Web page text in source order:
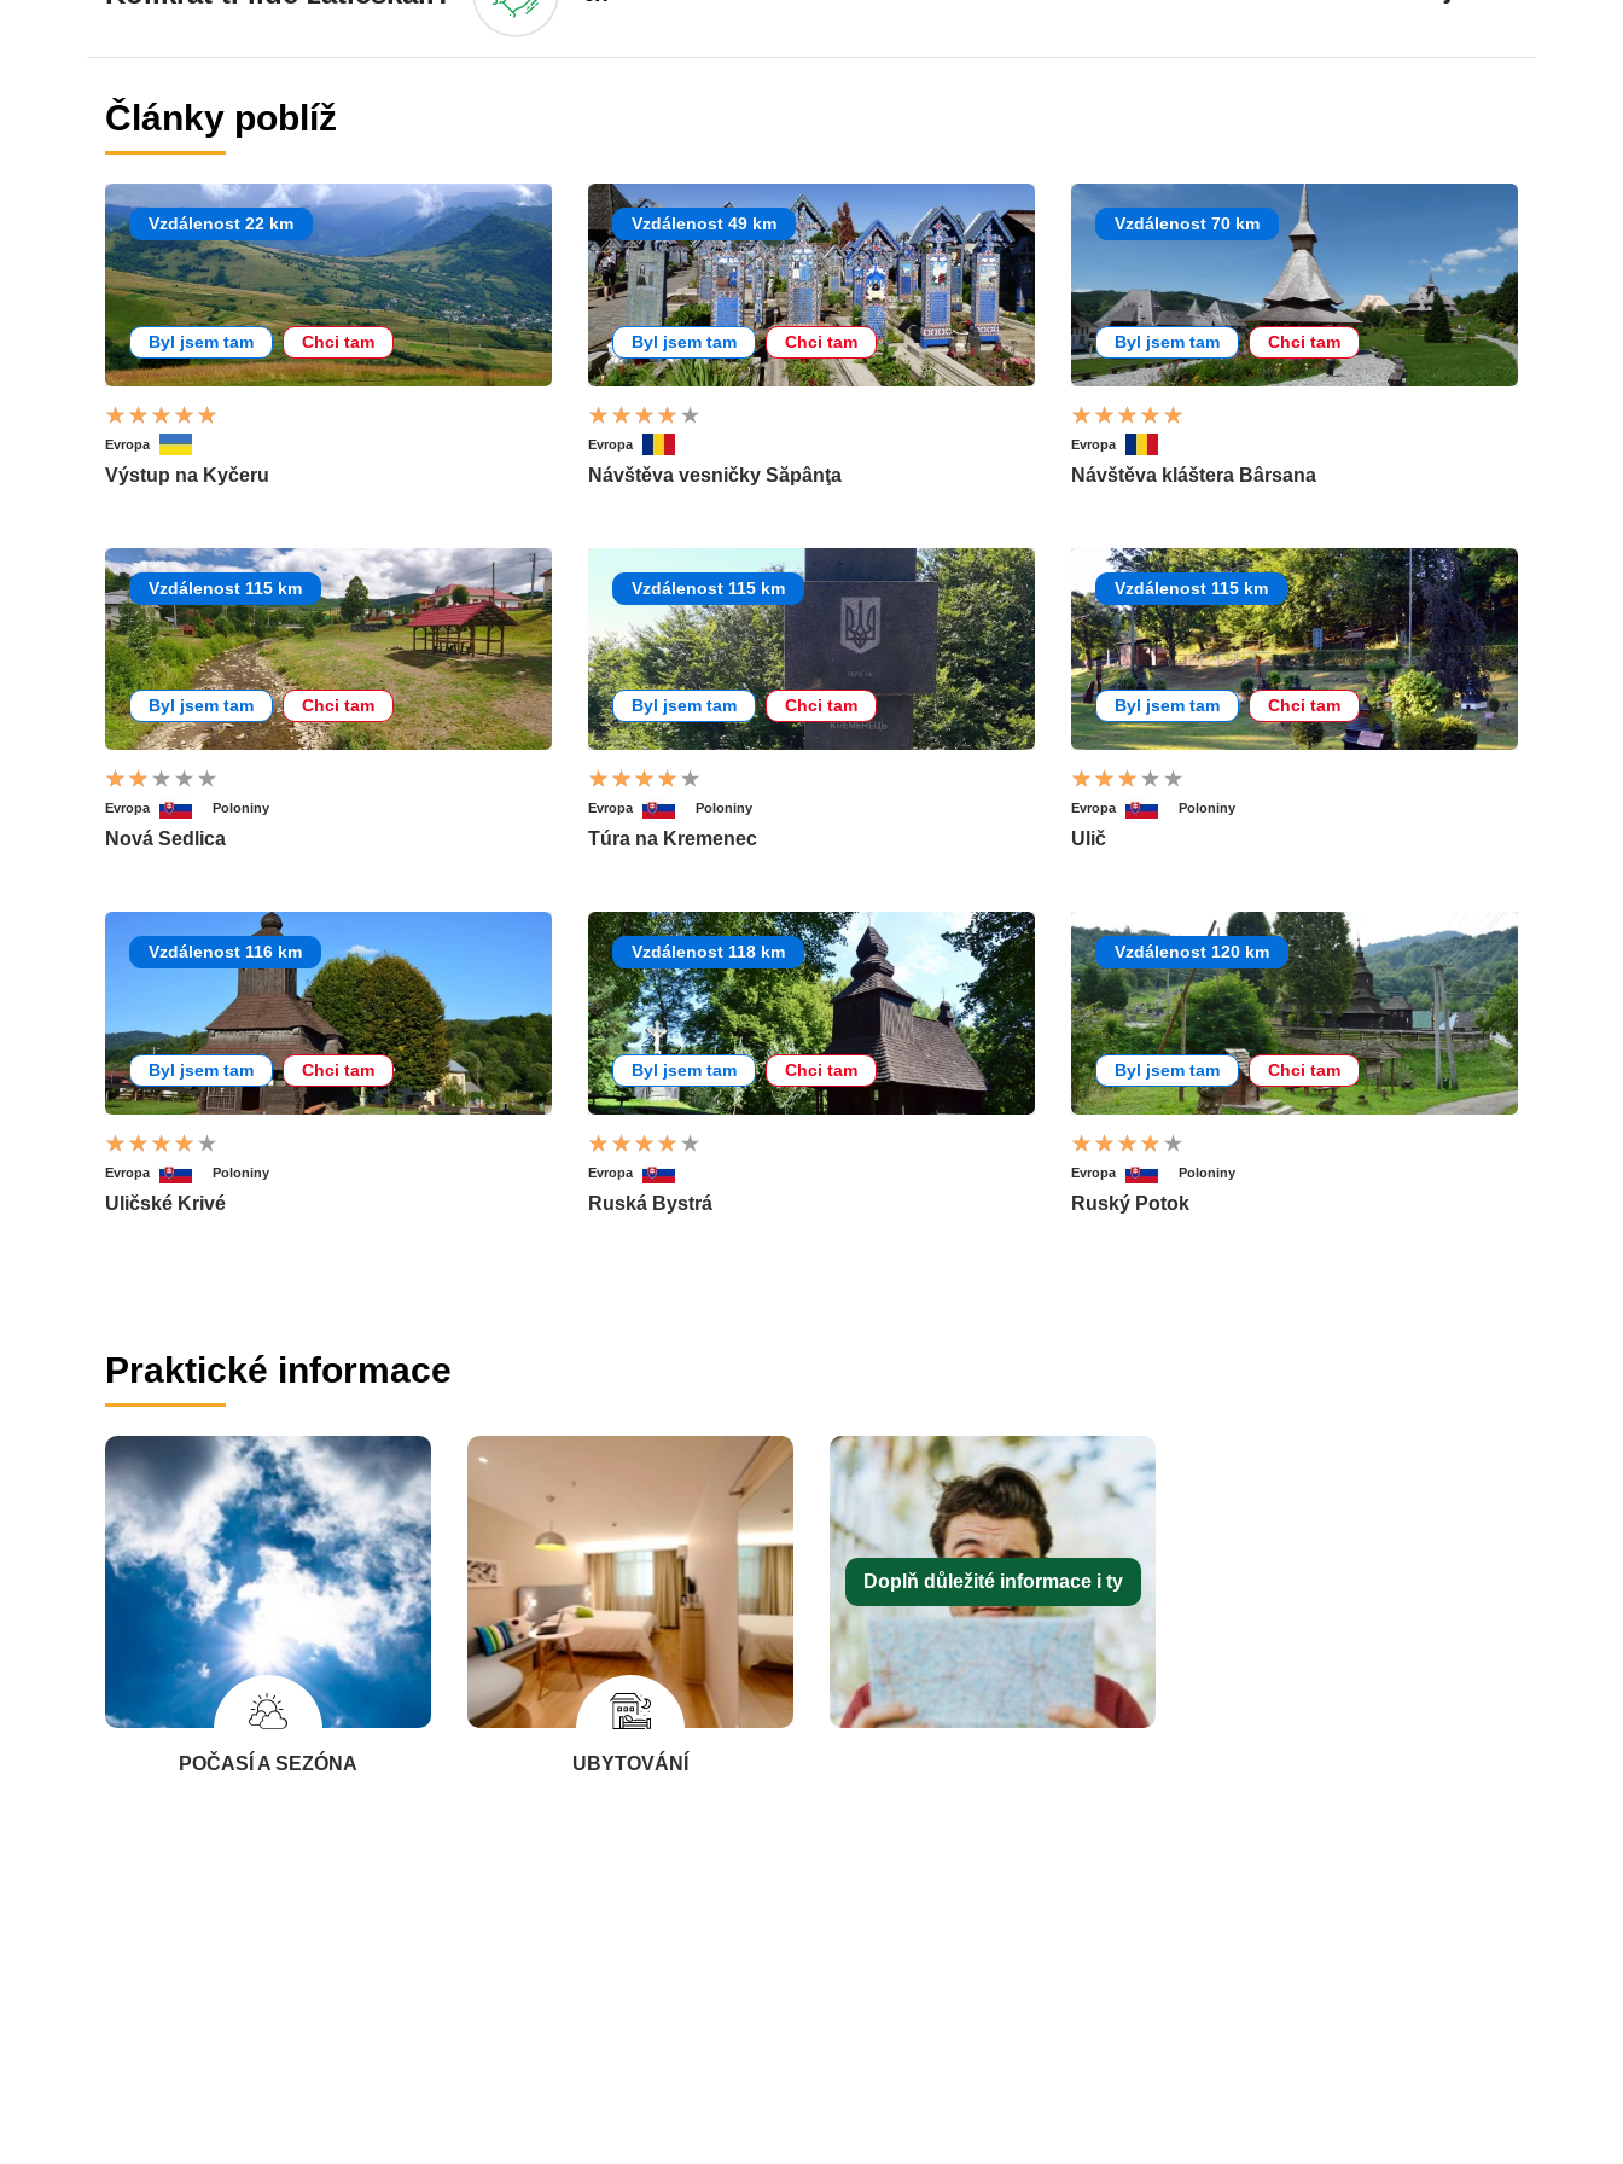
Články poblíž
Vzdálenost 22 km
Byl jsem tam Chci tam
Evropa
Výstup na Kyčeru
Vzdálenost 49 km
Byl jsem tam Chci tam
Evropa
Návštěva vesničky Săpânţa
Vzdálenost 70 km
Byl jsem tam Chci tam
Evropa
Návštěva kláštera Bârsana
Vzdálenost 115 km
Byl jsem tam Chci tam
Evropa Poloniny
Nová Sedlica
Vzdálenost 115 km
Byl jsem tam Chci tam
Evropa Poloniny
Túra na Kremenec
Vzdálenost 115 km
Byl jsem tam Chci tam
Evropa Poloniny
Ulič
Vzdálenost 116 km
Byl jsem tam Chci tam
Evropa Poloniny
Uličské Krivé
Vzdálenost 118 km
Byl jsem tam Chci tam
Evropa
Ruská Bystrá
Vzdálenost 120 km
Byl jsem tam Chci tam
Evropa Poloniny
Ruský Potok
Praktické informace
POČASÍ A SEZÓNA UBYTOVÁNÍ
Doplň důležité informace i ty